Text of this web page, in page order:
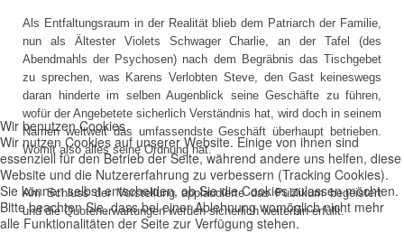
Als Entfaltungsraum in der Realität blieb dem Patriarch der Familie,
nun als Ältester Violets Schwager Charlie, an der Tafel (des
Abendmahls der Psychosen) nach dem Begräbnis das Tischgebet
zu sprechen, was Karens Verlobten Steve, den Gast keineswegs
daran hinderte im selben Augenblick seine Geschäfte zu führen,
wofür der Angebetete sicherlich Verständnis hat, wird doch in seinem
Namen weltweit das umfassendste Geschäft überhaupt betrieben.
Womit also alles seine Ordnung hat.
Am Schluss der Vorstellung applaudierte das Publikum begeistert
und die Quotenerwartungen werden sicherlich weiterhin erfüllt.
Wir benutzen Cookies
Wir nutzen Cookies auf unserer Website. Einige von ihnen sind
essenziell für den Betrieb der Seite, während andere uns helfen, diese
Website und die Nutzererfahrung zu verbessern (Tracking Cookies).
Sie können selbst entscheiden, ob Sie die Cookies zulassen möchten.
Bitte beachten Sie, dass bei einer Ablehnung womöglich nicht mehr
alle Funktionalitäten der Seite zur Verfügung stehen.